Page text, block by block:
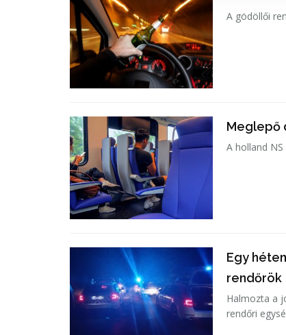
A gödöllői
Meglepő
A holland
Egy
rendőrök
Halmozta a
rendőri